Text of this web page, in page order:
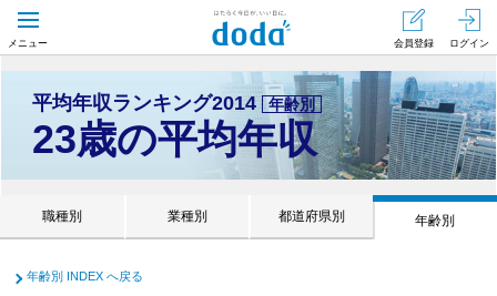
ログイン
会員登録
平均年収ランキング2014 年齢別
23歳の平均年収
職種別 業種別 都道府県別 年齢別
年齢別 INDEX へ戻る